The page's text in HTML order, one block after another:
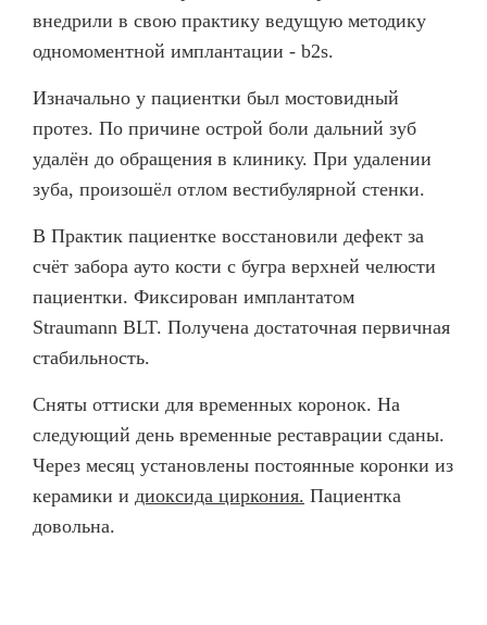
внедрили в свою практику ведущую методику
одномоментной имплантации - b2s.
Изначально у пациентки был мостовидный
протез. По причине острой боли дальний зуб
удалён до обращения в клинику. При удалении
зуба, произошёл отлом вестибулярной стенки.
В Практик пациентке восстановили дефект за
счёт забора ауто кости с бугра верхней челюсти
пациентки. Фиксирован имплантатом
Straumann BLT. Получена достаточная первичная
стабильность.
Сняты оттиски для временных коронок. На
следующий день временные реставрации сданы.
Через месяц установлены постоянные коронки из
керамики и диоксида циркония. Пациентка
довольна.